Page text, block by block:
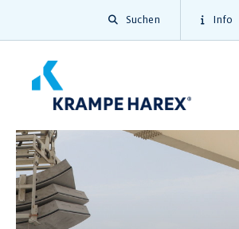
Suchen Info